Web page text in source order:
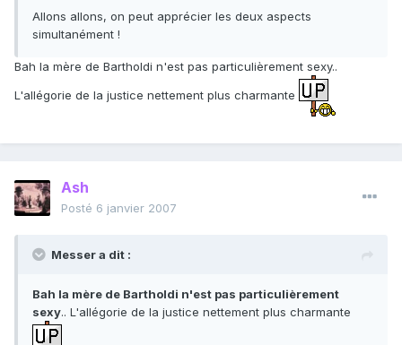
Allons allons, on peut apprécier les deux aspects
simultanément !
Bah la mère de Bartholdi n'est pas particulièrement sexy..
L'allégorie de la justice nettement plus charmante
Ash
Posté 6 janvier 2007
Messer a dit :
Bah la mère de Bartholdi n'est pas particulièrement
sexy.. L'allégorie de la justice nettement plus charmante